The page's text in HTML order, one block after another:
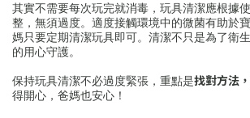
其實不需要每次玩完就消毒，玩具清潔應根據
整，無須過度。適度接觸環境中的微菌有助於
媽只要定期清潔玩具即可。清潔不只是為了衛
的用心守護。
保持玩具清潔不必過度緊張，重點是找對方法
得開心，爸媽也安心！